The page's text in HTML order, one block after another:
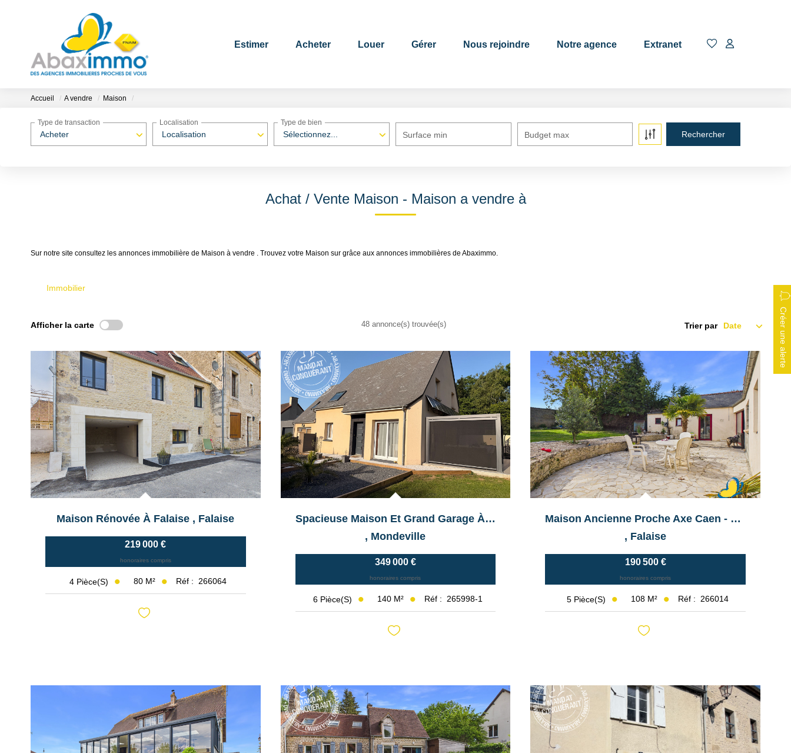
Estimer Acheter Louer Gérer Nous rejoindre Notre agence Extranet
Accueil A vendre Maison
Acheter
Type de transaction
Localisation
Localisation
Sélectionnez...
Type de bien
Surface min Budget max
Achat / Vente Maison - Maison a vendre à
Sur notre site consultez les annonces immobilière de Maison à vendre . Trouvez votre Maison sur grâce aux annonces immobilières de Abaximmo.
Immobilier
Créer une alerte
Afficher la carte 48 annonce(s) trouvée(s) Trier par
Maison Rénovée À Falaise , Falaise
219 000 €
honoraires compris
4 Pièce(s) 80 M² Réf : 266064
Exclusif
Spacieuse Maison Et Grand Garage À Mondeville
, Mondeville
349 000 €
honoraires compris
6 Pièce(s) 140 M² Réf : 265998-1
Maison Ancienne Proche Axe Caen - Falaise
, Falaise
190 500 €
honoraires compris
5 Pièce(s) 108 M² Réf : 266014
Exclusif Exclusif